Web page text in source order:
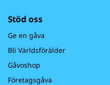
Stöd oss
Ge en gåva
Bli Världsförälder
Gåvoshop
Företagsgåva